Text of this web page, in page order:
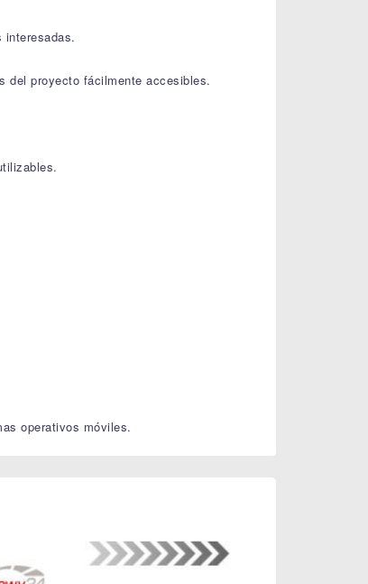
del proyecto fácilmente accesibles.
operativos móviles.